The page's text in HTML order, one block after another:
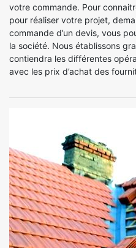
votre commande. Pour
pour réaliser votre projet,
commande d’un devis, vous
la société. Nous établissons
contiendra les différentes
avec les prix d’achat des